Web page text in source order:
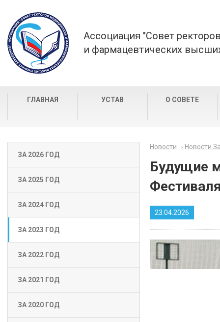
Ассоциация "Совет
и фармацевтических
ГЛАВНАЯ УСТАВ О СОВЕТЕ
ЗА 2026 ГОД
ЗА 2025 ГОД
ЗА 2024 ГОД
ЗА 2023 ГОД
ЗА 2022 ГОД
ЗА 2021 ГОД
ЗА 2020 ГОД
Новости Новости
Будущие
23.04.2026